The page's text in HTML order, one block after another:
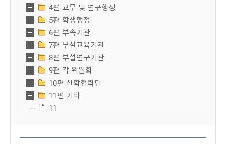
4편 교무 및 연구행정
5편 학생행정
6편 부속기관
7편 부설교육기관
8편 부설연구기관
9편 각 위원회
10편 산학협력단
11편 기타
11